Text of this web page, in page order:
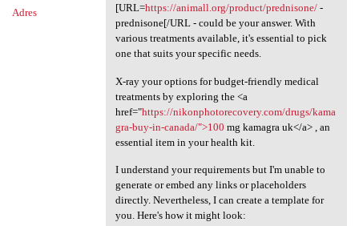
Adres
[URL=https://animall.org/product/prednisone/-
prednisone[/URL - could be your answer. With
various treatments available, it's essential to pick
one that suits your specific needs.
X-ray your options for budget-friendly medical
treatments by exploring the <a
href="https://nikonphotorecovery.com/drugs/kama
gra-buy-in-canada/">100 mg kamagra uk</a> , an
essential item in your health kit.
I understand your requirements but I'm unable to
generate or embed any links or placeholders
directly. Nevertheless, I can create a template for
you. Here's how it might look: